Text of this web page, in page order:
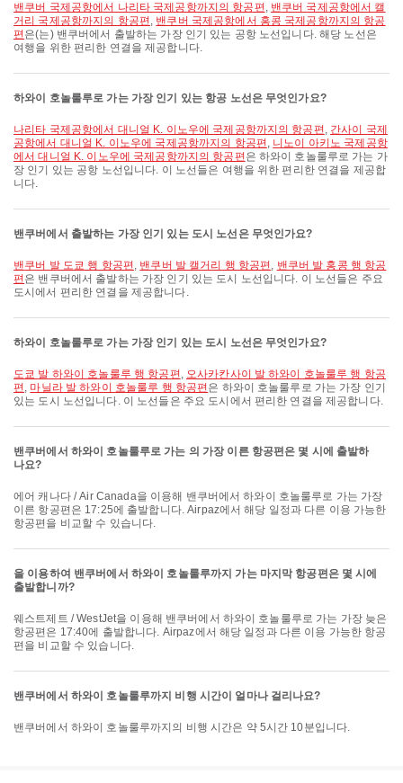
밴쿠버 국제공항에서 나리타 국제공항까지의 항공편 , 밴쿠버 국제공항에서 캘
거리 국제공항까지의 항공편 , 밴쿠버 국제공항에서 홍콩 국제공항까지의 항공
편 은(는) 밴쿠버에서 출발하는 가장 인기 있는 공항 노선입니다. 해당 노선은
여행을 위한 편리한 연결을 제공합니다.
하와이 호놀룰루로 가는 가장 인기 있는 항공 노선은 무엇인가요?
나리타 국제공항에서 대니얼 K. 이노우에 국제공항까지의 항공편 , 간사이 국제
공항에서 대니얼 K. 이노우에 국제공항까지의 항공편 , 니노이 아키노 국제공항
에서 대니얼 K. 이노우에 국제공항까지의 항공편 은 하와이 호놀룰루로 가는 가
장 인기 있는 공항 노선입니다. 이 노선들은 여행을 위한 편리한 연결을 제공합
니다.
밴쿠버에서 출발하는 가장 인기 있는 도시 노선은 무엇인가요?
밴쿠버 발 도쿄 행 항공편 , 밴쿠버 발 캘거리 행 항공편 , 밴쿠버 발 홍콩 행 항공
편 은 밴쿠버에서 출발하는 가장 인기 있는 도시 노선입니다. 이 노선들은 주요
도시에서 편리한 연결을 제공합니다.
하와이 호놀룰루로 가는 가장 인기 있는 도시 노선은 무엇인가요?
도쿄 발 하와이 호놀룰루 행 항공편 , 오사카칸사이 발 하와이 호놀룰루 행 항공
편 , 마닐라 발 하와이 호놀룰루 행 항공편 은 하와이 호놀룰루로 가는 가장 인기
있는 도시 노선입니다. 이 노선들은 주요 도시에서 편리한 연결을 제공합니다.
밴쿠버에서 하와이 호놀룰루로 가는 의 가장 이른 항공편은 몇 시에 출발하
나요?
에어 캐나다 / Air Canada을 이용해 밴쿠버에서 하와이 호놀룰루로 가는 가장
이른 항공편은 17:25에 출발합니다. Airpaz에서 해당 일정과 다른 이용 가능한
항공편을 비교할 수 있습니다.
을 이용하여 밴쿠버에서 하와이 호놀룰루까지 가는 마지막 항공편은 몇 시에
출발합니까?
웨스트제트 / WestJet을 이용해 밴쿠버에서 하와이 호놀룰루로 가는 가장 늦은
항공편은 17:40에 출발합니다. Airpaz에서 해당 일정과 다른 이용 가능한 항공
편을 비교할 수 있습니다.
밴쿠버에서 하와이 호놀룰루까지 비행 시간이 얼마나 걸리나요?
밴쿠버에서 하와이 호놀룰루까지의 비행 시간은 약 5시간 10분입니다.